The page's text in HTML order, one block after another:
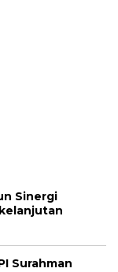
Sinergi
Surahman